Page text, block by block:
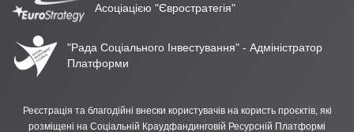
Асоціацією "Євростратегія"
"Рада Соціального Інвестування" - Адміністратор
Платформи
Реєстрація та благодійні внески користувачів на користь проєктів, які
розміщені на Соціальній Краудфандинговій Ресурсній Платформі